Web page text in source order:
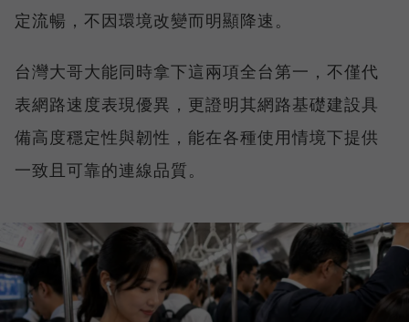
定流暢，不因環境改變而明顯降速。
台灣大哥大能同時拿下這兩項全台第一，不僅代
表網路速度表現優異，更證明其網路基礎建設具
備高度穩定性與韌性，能在各種使用情境下提供
一致且可靠的連線品質。